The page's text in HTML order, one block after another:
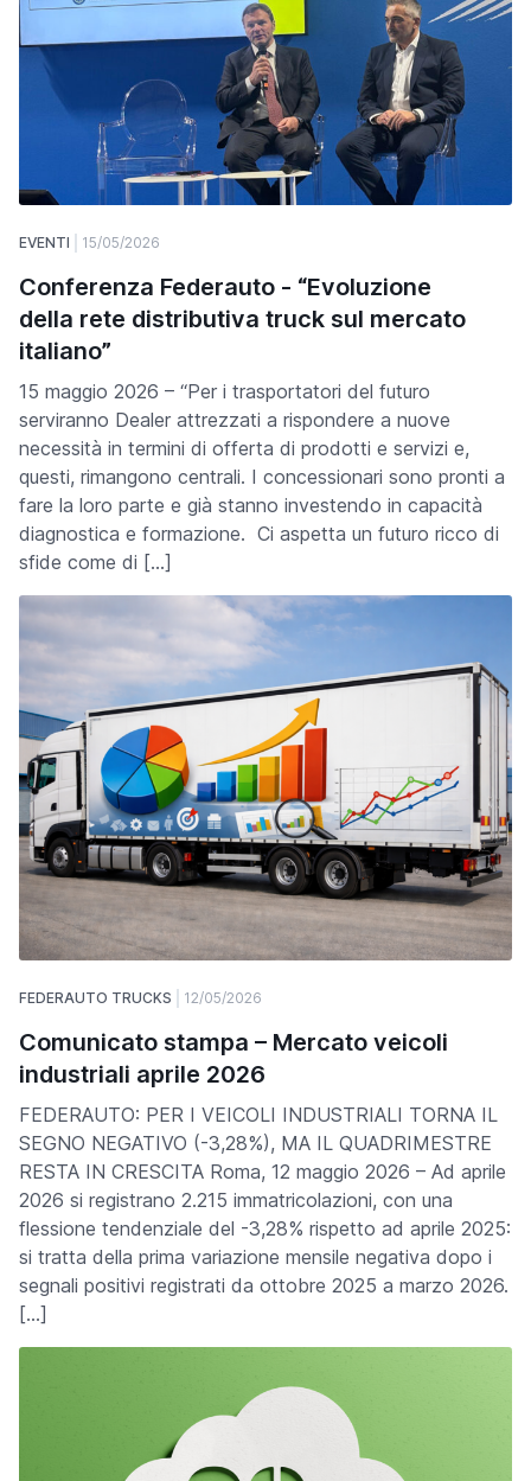
EVENTI 15/05/2026
Conferenza Federauto - “Evoluzione
della rete distributiva truck sul mercato
italiano”
15 maggio 2026 – “Per i trasportatori del futuro
serviranno Dealer attrezzati a rispondere a nuove
necessità in termini di offerta di prodotti e servizi e,
questi, rimangono centrali. I concessionari sono pronti a
fare la loro parte e già stanno investendo in capacità
diagnostica e formazione. Ci aspetta un futuro ricco di
sfide come di […]
FEDERAUTO TRUCKS 12/05/2026
Comunicato stampa – Mercato veicoli
industriali aprile 2026
FEDERAUTO: PER I VEICOLI INDUSTRIALI TORNA IL
SEGNO NEGATIVO (-3,28%), MA IL QUADRIMESTRE
RESTA IN CRESCITA Roma, 12 maggio 2026 – Ad aprile
2026 si registrano 2.215 immatricolazioni, con una
flessione tendenziale del -3,28% rispetto ad aprile 2025:
si tratta della prima variazione mensile negativa dopo i
segnali positivi registrati da ottobre 2025 a marzo 2026.
[…]